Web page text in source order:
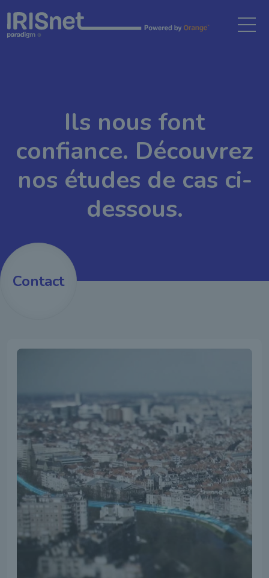
Ils nous font
confiance. Découvrez
nos études de cas ci-
dessous.
Contact